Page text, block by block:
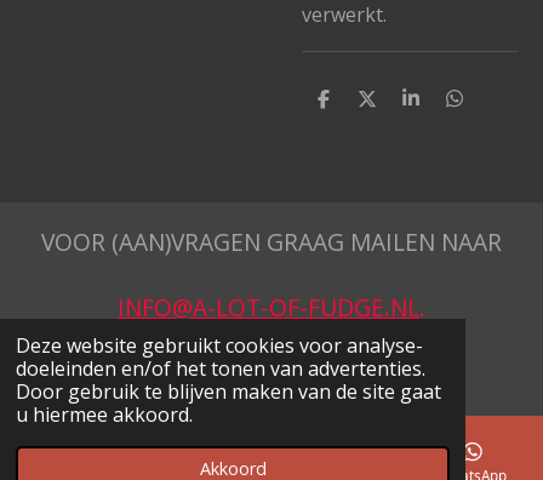
Deze website gebruikt cookies voor analyse-
doeleinden en/of het tonen van advertenties.
Door gebruik te blijven maken van de site gaat
u hiermee akkoord.
Akkoord
verwerkt.
D
D
S
D
VOOR (AAN)VRAGEN GRAAG MAILEN NAAR
INFO@A-LOT-OF-FUDGE.NL.
© 2023 - 2026 A Lot of Fudge
Powered by JouwWeb
Telefoonnummer WhatsApp